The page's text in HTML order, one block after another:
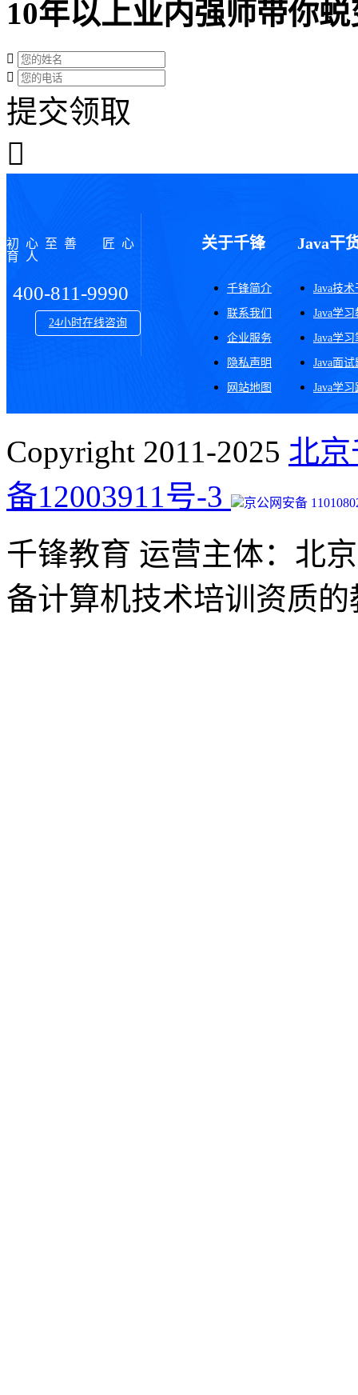
10年以上业内强师带你
提交领取
初心至善 匠心
育人
400-811-9990
24小时在线咨询
关于千锋
千锋简介
联系我们
企业服务
隐私声明
网站地图
Java干
Java技
Java学
Java学
Java面
Java学
Copyright 2011-2025 北
备12003911号-3
京公网安备
千锋教育 运营主体：北
备计算机技术培训资质